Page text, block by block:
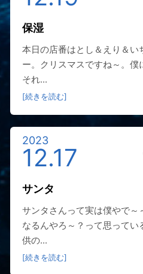
保湿
本日の店番はとし＆えり＆い
ー。クリスマスですね～。
それ...
[続きを読む]
2023
12.17
サンタ
サンタさんって実は僕やで～
なるんやろ～？って思って
供の...
[続きを読む]